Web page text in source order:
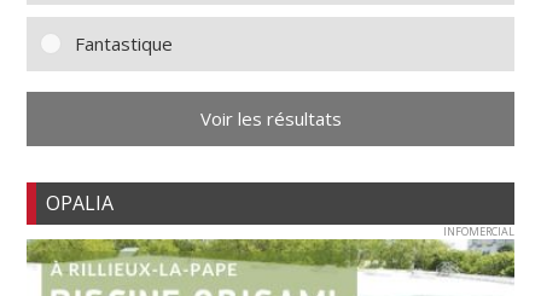
Fantastique
Voir les résultats
OPALIA
INFOMERCIAL